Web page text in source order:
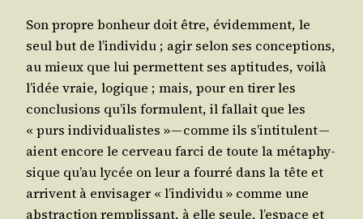
Son propre bon­heur doit être, évi­dem­ment, le
seul but de l’in­di­vi­du ; agir selon ses concep­tions,
au mieux que lui per­mettent ses apti­tudes, voi­là
l’i­dée vraie, logique ; mais, pour en tirer les
conclu­sions qu’ils for­mulent, il fal­lait que les
« purs indi­vi­dua­listes » — comme ils s’in­ti­tulent —
aient encore le cer­veau far­ci de toute la méta­phy­
sique qu’au lycée on leur a four­ré dans la tête et
arrivent à envi­sa­ger « l’in­di­vi­du » comme une
abs­trac­tion rem­plis­sant, à elle seule, l’es­pace et